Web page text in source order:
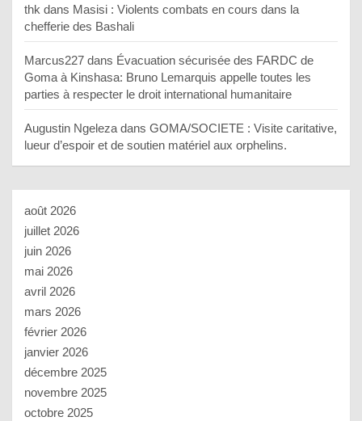
thk dans Masisi : Violents combats en cours dans la
chefferie des Bashali
Marcus227 dans Évacuation sécurisée des FARDC de
Goma à Kinshasa: Bruno Lemarquis appelle toutes les
parties à respecter le droit international humanitaire
Augustin Ngeleza dans GOMA/SOCIETE : Visite caritative,
lueur d’espoir et de soutien matériel aux orphelins.
août 2026
juillet 2026
juin 2026
mai 2026
avril 2026
mars 2026
février 2026
janvier 2026
décembre 2025
novembre 2025
octobre 2025